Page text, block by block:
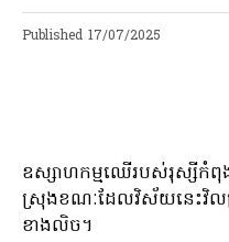
Published 17/07/2025
ឧស្សាហកម្មឈើរបស់រុស្សីកំ
ស្រុងខណៈដែលវិស័យនេះវិ
ខាងលិច។